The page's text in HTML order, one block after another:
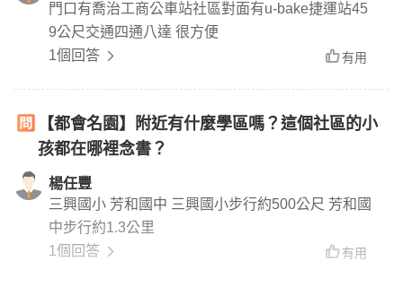
門口有喬治工商公車站社區對面有u-bake捷運站45
9公尺交通四通八達 很方便
1個回答
有用
【都會名園】附近有什麼學區嗎？這個社區的小
孩都在哪裡念書？
楊任豐
三興國小 芳和國中 三興國小步行約500公尺 芳和國
中步行約1.3公里
1個回答
有用